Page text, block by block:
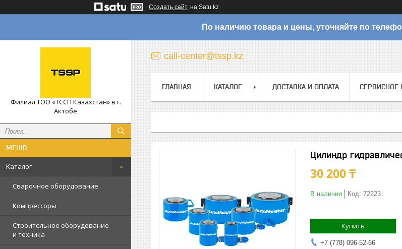
Создать сайт на Satu.kz
По наличию товара и цены, уточняйте по
Филиал ТОО «ТССП Казахстан» в г.
Актобе
Каталог
Сварочное оборудование
Компрессоры
Строительное оборудование
и техника
call-center@tssp.kz
ГЛАВНАЯ КАТАЛОГ ДОСТАВКА И ОПЛАТА СЕРВИСНОЕ
Цилиндр
30 200 ₸
В наличии Код: 72223
Купить
+7 (778) 096-52-66